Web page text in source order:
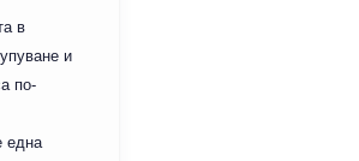
в
и
по-
една